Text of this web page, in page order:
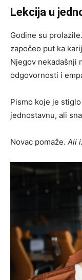
Lekcija u
Godine su
započeo put ka
Njegov nekadašnji
odgovornosti i
Pismo koje je
jednostavnu, ali
Novac pomaže. Ali